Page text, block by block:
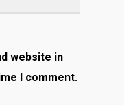
website in
I comment.